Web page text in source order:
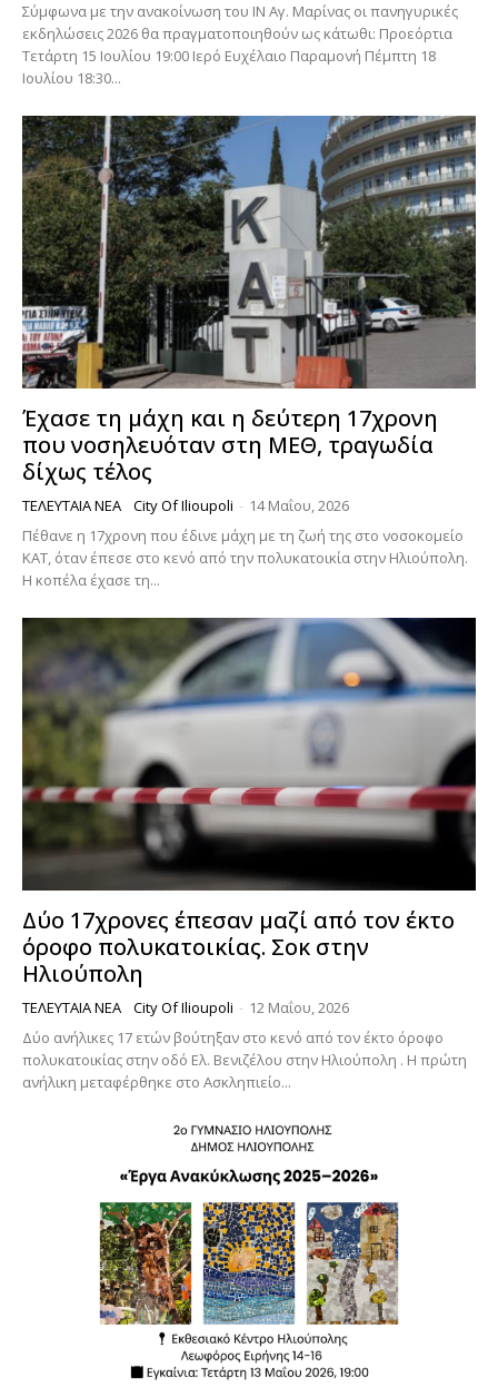
Σύμφωνα με την ανακοίνωση του ΙΝ Αγ. Μαρίνας οι πανηγυρικές
εκδηλώσεις 2026 θα πραγματοποιηθούν ως κάτωθι: Προεόρτια
Τετάρτη 15 Ιουλίου 19:00 Ιερό Ευχέλαιο Παραμονή Πέμπτη 18
Ιουλίου 18:30...
Έχασε τη μάχη και η δεύτερη 17χρονη
που νοσηλευόταν στη ΜΕΘ, τραγωδία
δίχως τέλος
ΤΕΛΕΥΤΑΊΑ ΝΈΑ City Of Ilioupoli - 14 Μαΐου, 2026
Πέθανε η 17χρονη που έδινε μάχη με τη ζωή της στο νοσοκομείο
ΚΑΤ, όταν έπεσε στο κενό από την πολυκατοικία στην Ηλιούπολη.
Η κοπέλα έχασε τη...
Δύο 17χρονες έπεσαν μαζί από τον έκτο
όροφο πολυκατοικίας. Σοκ στην
Ηλιούπολη
ΤΕΛΕΥΤΑΊΑ ΝΈΑ City Of Ilioupoli - 12 Μαΐου, 2026
Δύο ανήλικες 17 ετών βούτηξαν στο κενό από τον έκτο όροφο
πολυκατοικίας στην οδό Ελ. Βενιζέλου στην Ηλιούπολη . Η πρώτη
ανήλικη μεταφέρθηκε στο Ασκληπιείο...